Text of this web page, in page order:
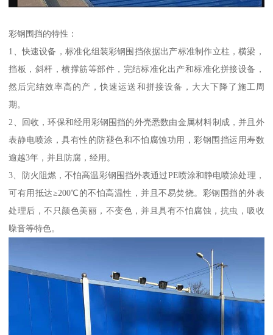
彩钢围挡的特性：
1、快速设备，标准化组装彩钢围挡依据出产标准制作立柱，横梁，
挡板，斜杆，横撑筋等部件，完结标准化出产和标准化拼接设备，
然后完结效率高的产，快速运送和拼接设备，大大下降了施工周
期。
2、回收，环保和经用彩钢围挡的外壳悉数由金属材料制成，并且外
表静电喷涂，具有性的防褪色和不怕腐蚀功用，彩钢围挡运用寿数
逾越3年，并且防腐，经用。
3、防火阻燃，不怕高温彩钢围挡外表通过PE喷涂和静电喷涂处理，
可有用抵达≥200℃的不怕高温性，并且不易焚烧。彩钢围挡的外表
处理后，不只颜色美丽，不变色，并且具有不怕腐蚀，抗虫，吸收
噪音等特色。